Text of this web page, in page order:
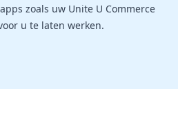
zoals uw Unite U Commerce
u te laten werken.